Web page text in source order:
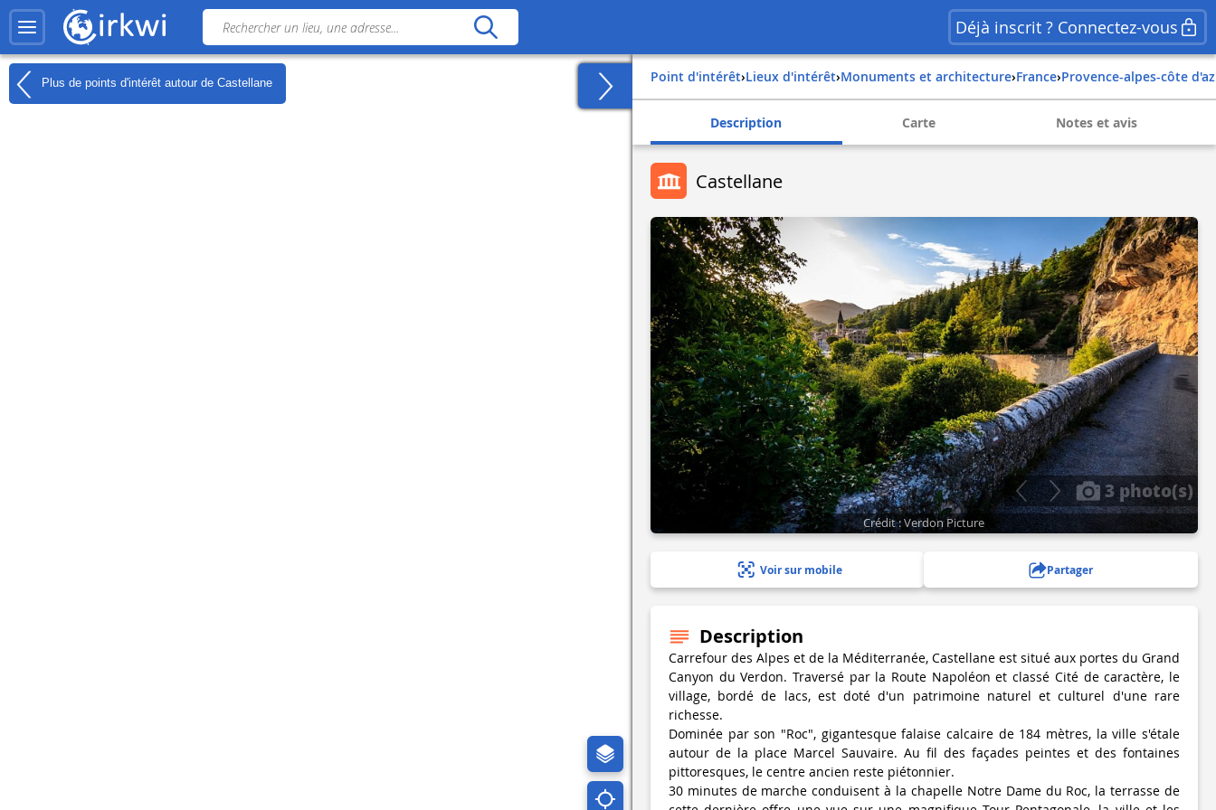
Déjà inscrit ? Connectez-vous
Plus de points d'intérêt autour de Castellane Point d'intérêt› Lieux d'intérêt› Monuments et architecture› france› provence-alpes-côte
Description Carte Notes et avis
Castellane
3 photo(s)
Crédit : Verdon Picture
Voir sur mobile Partager
Description
Carrefour des Alpes et de la Méditerranée, Castellane est situé aux portes du Grand
Canyon du Verdon. Traversé par la Route Napoléon et classé Cité de caractère, le
village, bordé de lacs, est doté d'un patrimoine naturel et culturel d'une rare
richesse.
Dominée par son "Roc", gigantesque falaise calcaire de 184 mètres, la ville s'étale
autour de la place Marcel Sauvaire. Au fil des façades peintes et des fontaines
pittoresques, le centre ancien reste piétonnier.
30 minutes de marche conduisent à la chapelle Notre Dame du Roc, la terrasse de